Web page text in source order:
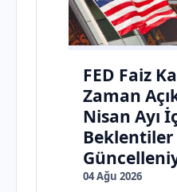
FED Faiz
Zaman
Nisan Ayı
Beklentiler
04 Ağu 2026